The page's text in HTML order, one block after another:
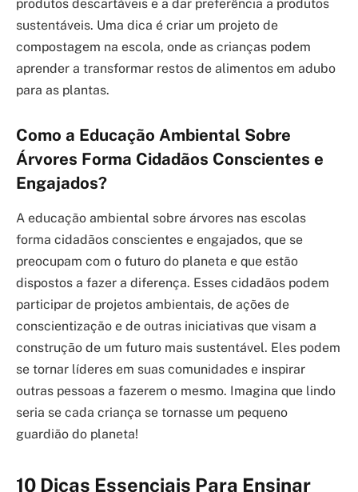
produtos descartáveis e a dar preferência a produtos
sustentáveis. Uma dica é criar um projeto de
compostagem na escola, onde as crianças podem
aprender a transformar restos de alimentos em adubo
para as plantas.
Como a Educação Ambiental Sobre
Árvores Forma Cidadãos Conscientes e
Engajados?
A educação ambiental sobre árvores nas escolas
forma cidadãos conscientes e engajados, que se
preocupam com o futuro do planeta e que estão
dispostos a fazer a diferença. Esses cidadãos podem
participar de projetos ambientais, de ações de
conscientização e de outras iniciativas que visam a
construção de um futuro mais sustentável. Eles podem
se tornar líderes em suas comunidades e inspirar
outras pessoas a fazerem o mesmo. Imagina que lindo
seria se cada criança se tornasse um pequeno
guardião do planeta!
10 Dicas Essenciais Para Ensinar